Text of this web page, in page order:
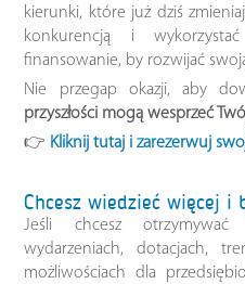
kierunki, które już dziś
konkurencją i
finansowanie, by rozwijać
Nie przegap okazji, aby
przyszłości mogą wesprzeć
👉 Kliknij tutaj i zarezerwuj
Chcesz wiedzieć więcej i
Jeśli chcesz
wydarzeniach, dotacjach,
możliwościach dla